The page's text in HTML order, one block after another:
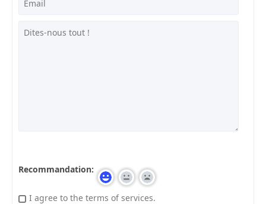
Recommandation:
I agree to the terms of services.